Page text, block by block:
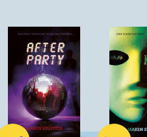
Paperback Paperback